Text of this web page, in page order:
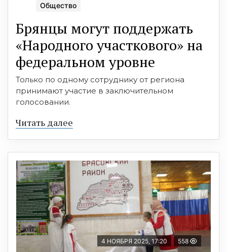
Общество
Брянцы могут поддержать
«Народного участкового» на
федеральном уровне
Только по одному сотруднику от региона
принимают участие в заключительном
голосовании.
Читать далее
4 НОЯБРЯ 2025, 17:20 558